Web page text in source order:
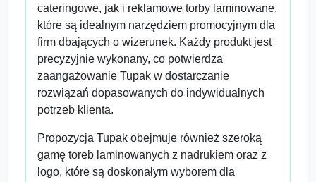
cateringowe, jak i reklamowe torby laminowane,
które są idealnym narzędziem promocyjnym dla
firm dbających o wizerunek. Każdy produkt jest
precyzyjnie wykonany, co potwierdza
zaangażowanie Tupak w dostarczanie
rozwiązań dopasowanych do indywidualnych
potrzeb klienta.
Propozycja Tupak obejmuje również szeroką
gamę toreb laminowanych z nadrukiem oraz z
logo, które są doskonałym wyborem dla